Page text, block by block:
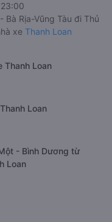
Bà Rịa-Vũng Tàu đi Thủ
xe Thanh Loan
Thanh Loan
Loan
- Bình Dương từ
Loan